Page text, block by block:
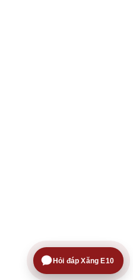
Hỏi đáp Xăng E10